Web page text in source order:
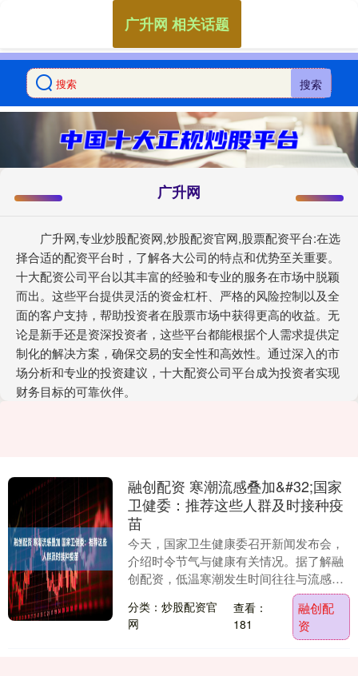
搜索
广升网
广升网,专业炒股配资网,炒股配资官网,股票配资平台:在选
择合适的配资平台时，了解各大公司的特点和优势至关重要。
十大配资公司平台以其丰富的经验和专业的服务在市场中脱颖
而出。这些平台提供灵活的资金杠杆、严格的风险控制以及全
面的客户支持，帮助投资者在股票市场中获得更高的收益。无
论是新手还是资深投资者，这些平台都能根据个人需求提供定
制化的解决方案，确保交易的安全性和高效性。通过深入的市
场分析和专业的投资建议，十大配资公司平台成为投资者实现
财务目标的可靠伙伴。
广升网 相关话题
融创配资 寒潮流感叠加&#32;国家
卫健委：推荐这些人群及时接种疫
苗
今天，国家卫生健康委召开新闻发布会，
介绍时令节气与健康有关情况。据了解融
创配资，低温寒潮发生时间往往与流感等
呼吸道传染病流行季节重叠。专家建议公
众从以下方面加强....
分类：炒股配资官
网
查看：
181
融创配
资